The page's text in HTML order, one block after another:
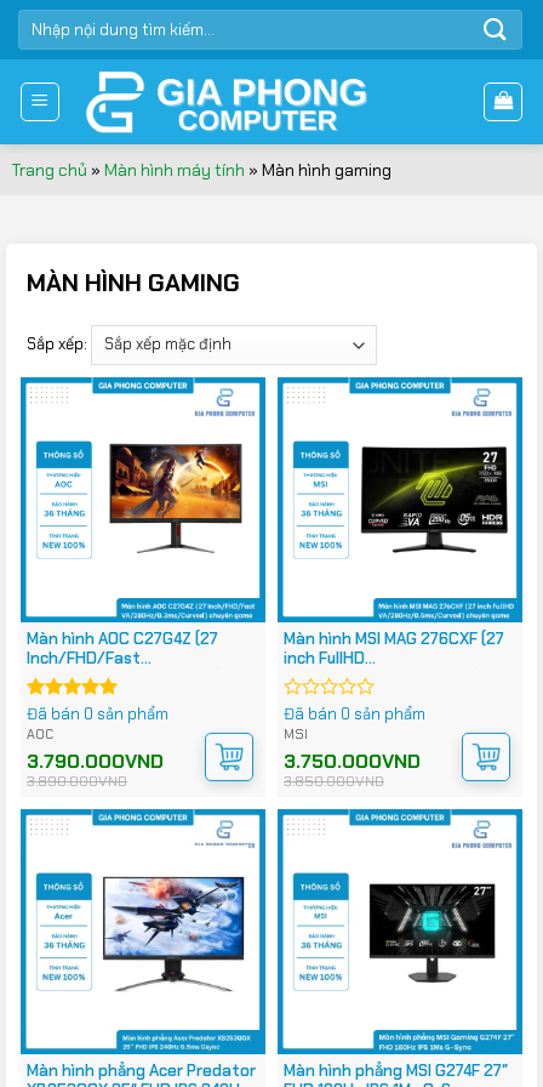
Bỏ
qua
dung
TÌM
KIẾM:
Trang chủ » Màn hình máy tính » Màn hình gaming
MÀN HÌNH GAMING
Sắp xếp:
Màn hình AOC C27G4Z (27
Inch/FHD/Fast
VA/280Hz/0.3ms/Curved)
chuyên game
Được xếp
hạng
Đã bán 0 sản phẩm
AOC
3.890.000VND
Giá
gốc
là:
3.790.000VND
Giá
hiện
tại
3.790.000VND.
Màn hình MSI MAG 276CXF (27
inch FullHD
VA/280Hz/0.5ms/Curved)
chuyên game
Được
xếp
0
5
Đã bán 0 sản phẩm
MSI
3.850.000VND
Giá
gốc
là:
3.750.000VND
Giá
hiện
tại
3.750.000VND.
Màn hình phẳng Acer Predator
Màn hình phẳng MSI G274F 27″